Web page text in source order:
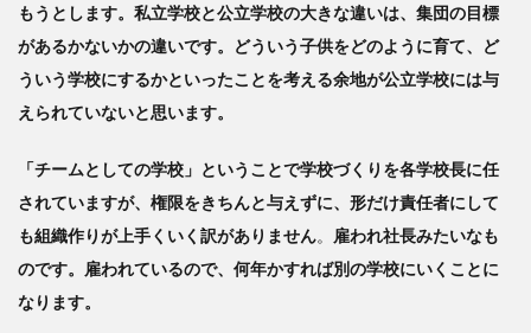
もうとします。私立学校と公立学校の大きな違いは、集団の目標
があるかないかの違いです。どういう子供をどのように育て、ど
ういう学校にするかといったことを考える余地が公立学校には与
えられていないと思います。
「チームとしての学校」ということで学校づくりを各学校長に任
されていますが、権限をきちんと与えずに、形だけ責任者にして
も組織作りが上手くいく訳がありません。
雇われ社長みたいなも
のです。雇われているので、何年かすれば別の学校にいくことに
なります。